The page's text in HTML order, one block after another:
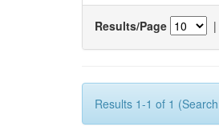
Results/Page |
Results 1-1 of 1